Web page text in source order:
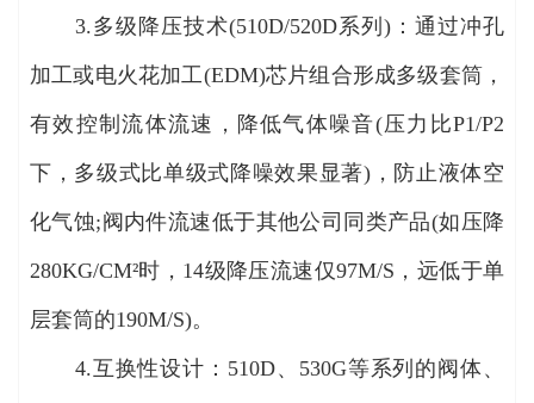
3.多级降压技术(510D/520D系列)：通过冲孔
加工或电火花加工(EDM)芯片组合形成多级套筒，
有效控制流体流速，降低气体噪音(压力比P1/P2
下，多级式比单级式降噪效果显著)，防止液体空
化气蚀;阀内件流速低于其他公司同类产品(如压降
280KG/CM²时，14级降压流速仅97M/S，远低于单
层套筒的190M/S)。
4.互换性设计：510D、530G等系列的阀体、